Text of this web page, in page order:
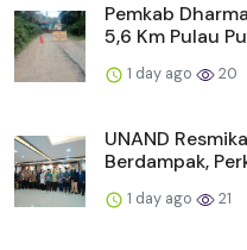
Pemkab
5,6 Km Pulau
1 day ago 20
UNAND
Berdampak,
1 day ago 21